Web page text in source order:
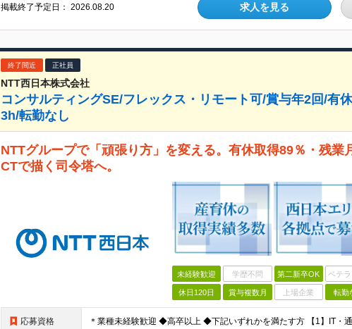
掲載終了予定日：2026.08.20 求人を見る
終了間近 正社員
NTT西日本株式会社
コンサルティングSE/フレックス・リモート可/賞与年2回/有
3h/転勤なし
NTTグループで「頑張り方」を変える。有休取得89％・残業
CTで描く司令塔へ。
未経験歓迎 学歴不問 第二新卒OK ベテ
休日120日 賞与複数月 上場企業 転勤
応募資格